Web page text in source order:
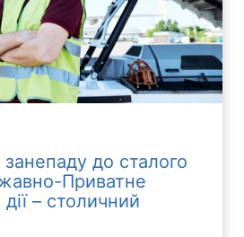
занепаду до сталого
Приватне
– столичний